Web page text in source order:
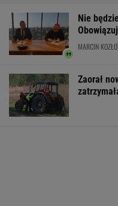
Nie
MARCIN
Zaorał